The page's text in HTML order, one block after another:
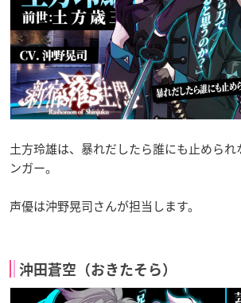
土方玲雄は、暴れだしたら誰にも止めら
ンガー。
声優は沖野晃司さんが担当します。
沖田蒼空（おきたそら）